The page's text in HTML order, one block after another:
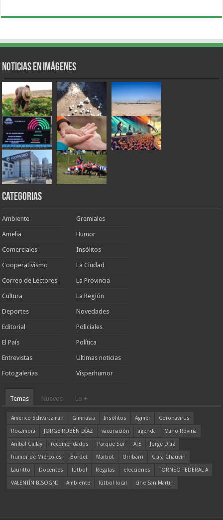
Noticias en Imágenes
Categorias
Ambiente
Amelia
Comerciales
Cooperativismo
Correo de Lectores
Cultura
Deportes
Editorial
El País
Entrevistas
Fotogalerías
Gremiales
Humor
Insólitos
La Ciudad
La Provincia
La Región
Novedades
Policiales
Política
Ultimas noticias
Visperhumor
Temas Nuevos Lo +
Americo Schvartzman Gimnasia Insólitos Agmer
Coronavirus
Rocamora
JORGE RUBÉN DÍAZ vacunación agenda
Mario Rovina
Aníbal Gallay
recomendados Parque Sur ATE
Jorge Díaz
humor de Miércoles
Bordet Marbot Urribarri
Clara Chauvín
Lauritto
Docentes fútbol Regatas elecciones
TORNEO FEDERAL A
VALENTÍN BISOGNI
Ambiente fútbol local cine San Martín